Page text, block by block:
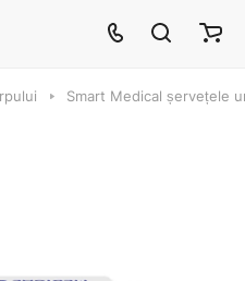
Smart Medical șervețele